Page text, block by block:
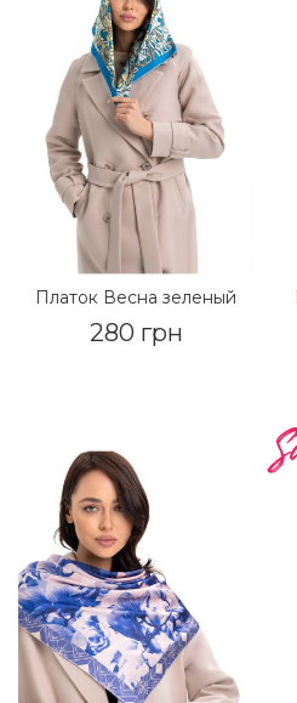
Платок Весна зеленый
280 грн